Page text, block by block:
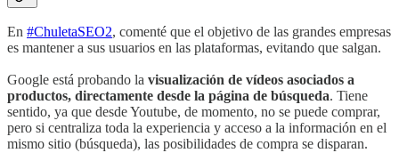
En #ChuletaSEO2, comenté que el objetivo de las grandes empresas
es mantener a sus usuarios en las plataformas, evitando que salgan.
Google está probando la visualización de vídeos asociados a
productos, directamente desde la página de búsqueda. Tiene
sentido, ya que desde Youtube, de momento, no se puede comprar,
pero si centraliza toda la experiencia y acceso a la información en el
mismo sitio (búsqueda), las posibilidades de compra se disparan.